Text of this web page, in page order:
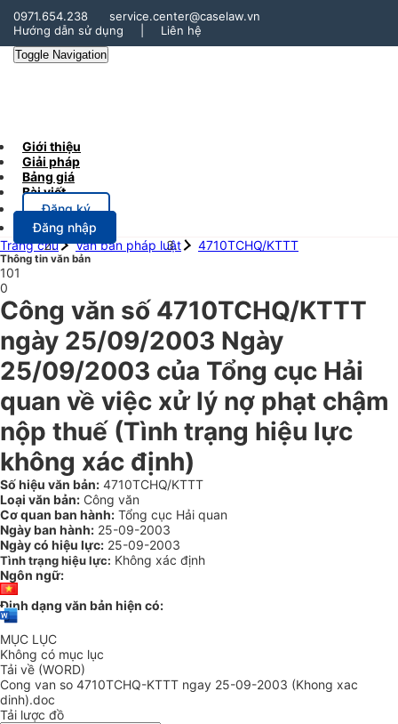
0971.654.238
service.center@caselaw.vn
Hướng dẫn sử dụng
Liên hệ
Toggle Navigation
Giới thiệu
Giải pháp
Bảng giá
Bài viết
Đăng ký
Đăng nhập
Trang chủ
Văn bản pháp luật 4710TCHQ/KTTT
Thông tin văn bản
101
0
Công văn số 4710TCHQ/KTTT
ngày 25/09/2003 Ngày
25/09/2003 của Tổng cục Hải
quan về việc xử lý nợ phạt chậm
nộp thuế (Tình trạng hiệu lực
không xác định)
Số hiệu văn bản: 4710TCHQ/KTTT
Loại văn bản: Công văn
Cơ quan ban hành: Tổng cục Hải quan
Ngày ban hành: 25-09-2003
Ngày có hiệu lực: 25-09-2003
Tình trạng hiệu lực: Không xác định
Ngôn ngữ:
Định dạng văn bản hiện có:
MỤC LỤC
Không có mục lục
Tải về (WORD)
Cong van so 4710TCHQ-KTTT ngay 25-09-2003 (Khong xac
dinh).doc
Tải lược đồ